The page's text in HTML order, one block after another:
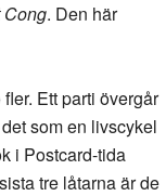
Cong. Den här
Ett parti övergår
som en livscykel
i Postcard-tida
tre låtarna är de